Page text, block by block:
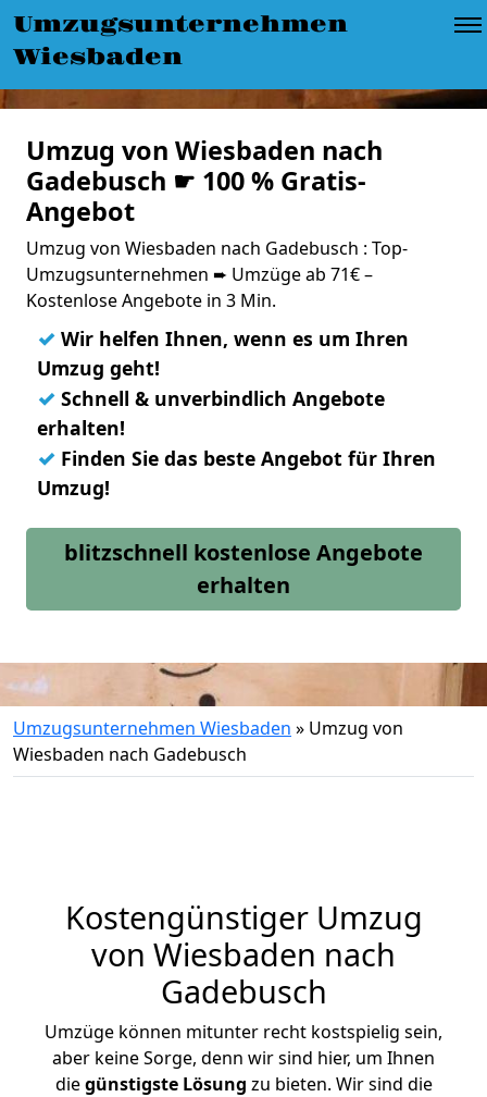
Umzugsunternehmen
Wiesbaden
Umzug von Wiesbaden nach
Gadebusch ☛ 100 % Gratis-
Angebot
Umzug von Wiesbaden nach Gadebusch : Top-
Umzugsunternehmen ➨ Umzüge ab 71€ –
Kostenlose Angebote in 3 Min.
✓ Wir helfen Ihnen, wenn es um Ihren
Umzug geht!
✓ Schnell & unverbindlich Angebote
erhalten!
✓ Finden Sie das beste Angebot für Ihren
Umzug!
blitzschnell kostenlose Angebote
erhalten
Umzugsunternehmen Wiesbaden » Umzug von
Wiesbaden nach Gadebusch
Kostengünstiger Umzug
von Wiesbaden nach
Gadebusch
Umzüge können mitunter recht kostspielig sein,
aber keine Sorge, denn wir sind hier, um Ihnen
diegünstigste Lösung zu bieten. Wir sind die